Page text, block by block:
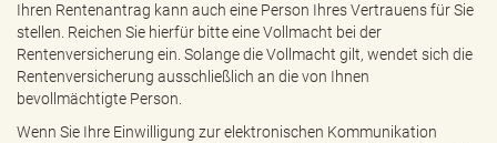
Ihren Rentenantrag kann auch eine Person Ihres Vertrauens für Sie
stellen. Reichen Sie hierfür bitte eine Vollmacht bei der
Rentenversicherung ein. Solange die Vollmacht gilt, wendet sich die
Rentenversicherung ausschließlich an die von Ihnen
bevollmächtigte Person.
Wenn Sie Ihre Einwilligung zur elektronischen Kommunikation